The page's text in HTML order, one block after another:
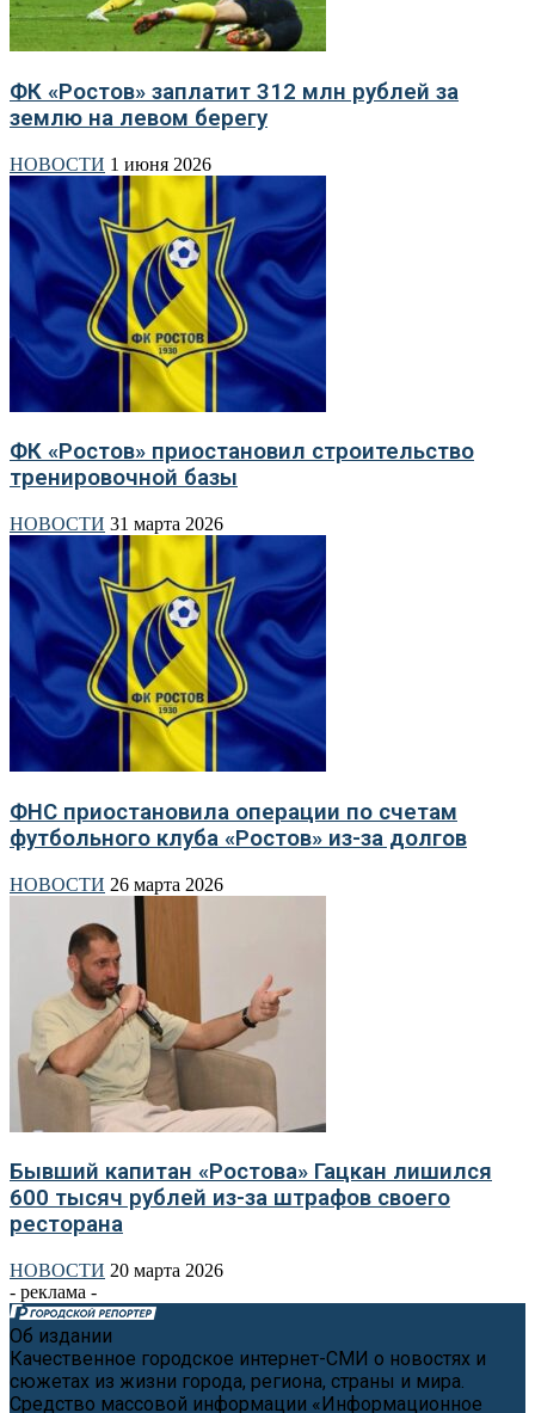
ФК «Ростов» заплатит 312 млн рублей за
землю на левом берегу
НОВОСТИ 1 июня 2026
ФК «Ростов» приостановил строительство
тренировочной базы
НОВОСТИ 31 марта 2026
ФНС приостановила операции по счетам
футбольного клуба «Ростов» из-за долгов
НОВОСТИ 26 марта 2026
Бывший капитан «Ростова» Гацкан лишился
600 тысяч рублей из-за штрафов своего
ресторана
НОВОСТИ 20 марта 2026
- реклама -
Об издании
Качественное городское интернет-СМИ о новостях и
сюжетах из жизни города, региона, страны и мира.
Средство массовой информации «Информационное